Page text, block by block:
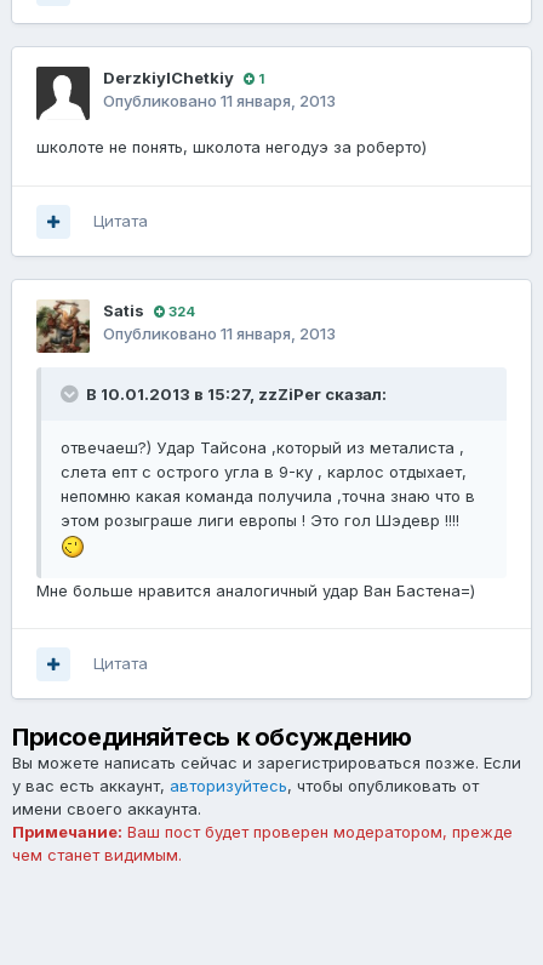
DerzkiyIChetkiy 1
Опубликовано 11 января, 2013
школоте не понять, школота негодуэ за роберто)
Цитата
Satis 324
Опубликовано 11 января, 2013
В 10.01.2013 в 15:27, zzZiPer сказал:
отвечаеш?) Удар Тайсона ,который из металиста ,
слета епт с острого угла в 9-ку , карлос отдыхает,
непомню какая команда получила ,точна знаю что в
этом розыграше лиги европы ! Это гол Шэдевр !!!!
Мне больше нравится аналогичный удар Ван Бастена=)
Цитата
Присоединяйтесь к обсуждению
Вы можете написать сейчас и зарегистрироваться позже. Если
у вас есть аккаунт, авторизуйтесь, чтобы опубликовать от
имени своего аккаунта.
Примечание: Ваш пост будет проверен модератором, прежде
чем станет видимым.